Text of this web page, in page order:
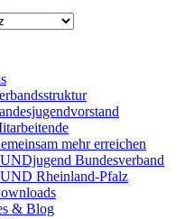
mehr erreichen
Bundesverband
Rheinland-Pfalz
& Blog